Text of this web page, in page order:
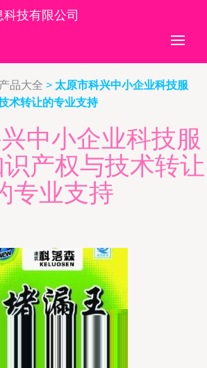
技有限公司
产品大全 > 太原市科兴中小企业科技服
术转让的专业支持
中小企业科技服
产权与技术转让
专业支持